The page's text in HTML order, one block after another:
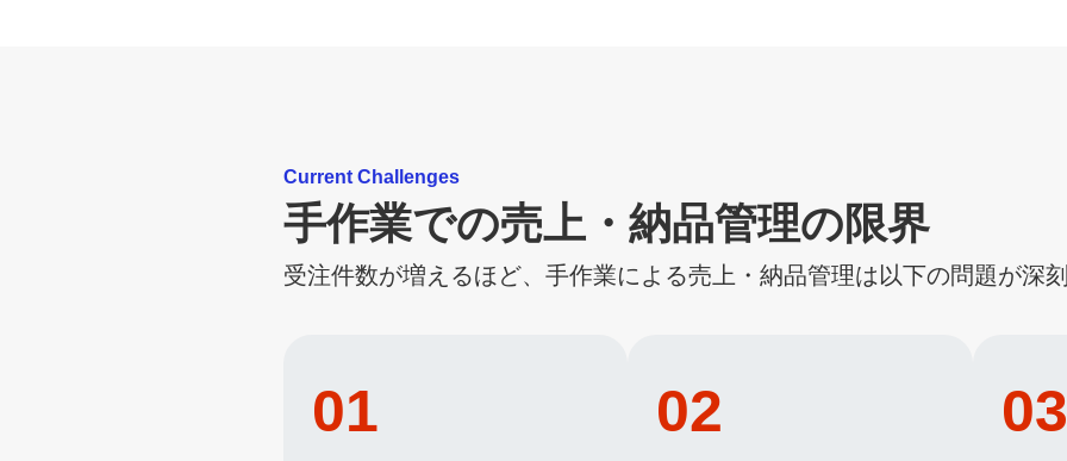
Current Challenges
手作業での売上・納品管理の限界
受注件数が増えるほど、手作業による売上・納品管理は以下の問題が深刻
01 02 03